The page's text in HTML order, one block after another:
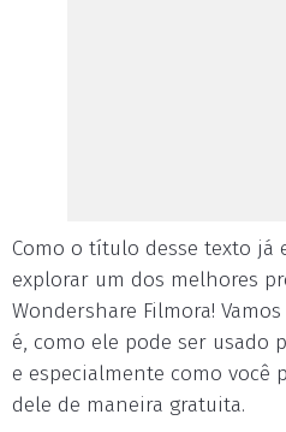
Como o título desse texto já
explorar um dos melhores
Wondershare Filmora!
é, como ele pode ser usado
e especialmente como você
dele de maneira gratuita.